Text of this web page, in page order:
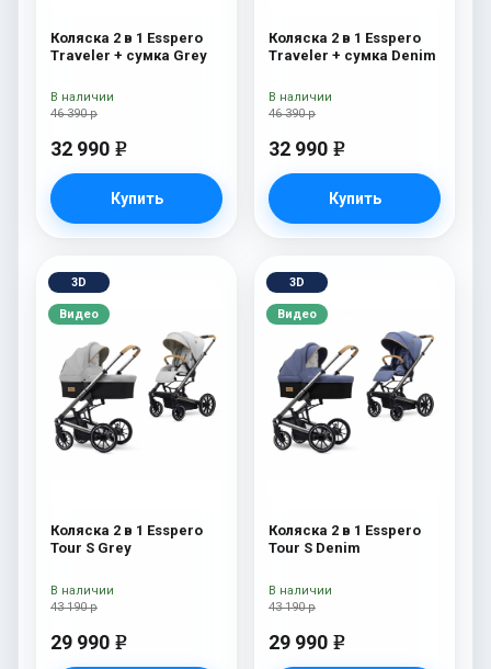
Коляска 2 в 1 Esspero
Traveler + сумка Grey
46 390 р
32 990 e
Купить
В наличии
Коляска 2 в 1 Esspero
Traveler + сумка Denim
46 390 р
32 990 e
Купить
В наличии
3D
Видео
Коляска 2 в 1 Esspero
Tour S Grey
43 190 р
29 990 e
В наличии
3D
Видео
Коляска 2 в 1 Esspero
Tour S Denim
43 190 р
29 990 e
В наличии